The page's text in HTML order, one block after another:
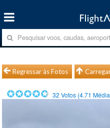
Regressar às Fotos
32 Votos (4.71